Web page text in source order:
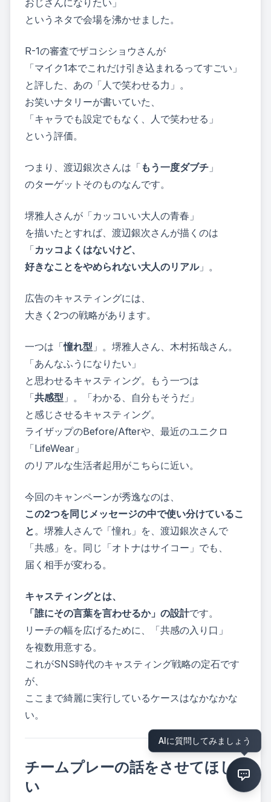
おじさんになりたい」
というネタで会場を沸かせました。
R-1の審査でザコシショウさんが
「マイク1本でこれだけ引き込まれるってすごい」
と評した、あの「人で笑わせる力」。
お笑いナタリーが書いていた、
「キャラでも設定でもなく、人で笑わせる」
という評価。
つまり、渡辺銀次さんは「 もう一度ダブチ 」
のターゲットそのものなんです。
堺雅人さんが「カッコいい大人の青春」
を描いたとすれば、渡辺銀次さんが描くのは
「カッコよくはないけど、
好きなことをやめられない大人のリアル」。
広告のキャスティングには、
大きく2つの戦略があります。
一つは「憧れ型 」。堺雅人さん、木村拓哉さん。
「あんなふうになりたい」
と思わせるキャスティング。もう一つは
「共感型 」。「わかる、自分もそうだ」
と感じさせるキャスティング。
ライザップのBefore/Afterや、最近のユニクロ
「LifeWear」
のリアルな生活者起用がこちらに近い。
今回のキャンペーンが秀逸なのは、
この2つを同じメッセージの中で使い分けているこ
と。堺雅人さんで「憧れ」を、渡辺銀次さんで
「共感」を。同じ「オトナはサイコー」でも、
届く相手が変わる。
キャスティングとは、
「誰にその言葉を言わせるか」の設計です。
リーチの幅を広げるために、「共感の入り口」
を複数用意する。
これがSNS時代のキャスティング戦略の定石です
が、
ここまで綺麗に実行しているケースはなかなかな
い。
チームプレーの話をさせてほし
い
AIに質問してみましょう